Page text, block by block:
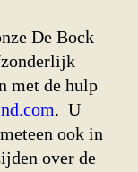
De Bock
met de hulp
. U
ook in
over de